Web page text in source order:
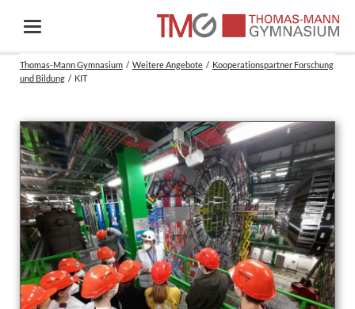
Thomas-Mann Gymnasium Weitere Angebote
Kooperationspartner Forschung
und Bildung
KIT